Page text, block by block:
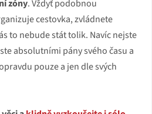
zóny. Vždyť podobnou
cestovka, zvládnete
to nebude stát tolik. Navíc nejste
absolutními pány svého času a
pouze a jen dle svých